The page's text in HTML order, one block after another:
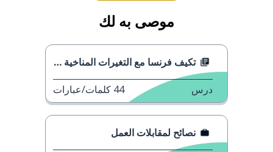
موصى به لك
تكيف فرنسا مع التغيرات المناخية العالمية
درس 44 كلمات/عبارات
نصائح لمقابلات العمل